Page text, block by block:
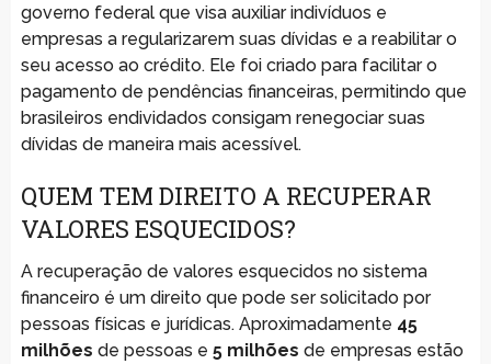
governo federal que visa auxiliar indivíduos e
empresas a regularizarem suas dívidas e a reabilitar o
seu acesso ao crédito. Ele foi criado para facilitar o
pagamento de pendências financeiras, permitindo que
brasileiros endividados consigam renegociar suas
dívidas de maneira mais acessível.
QUEM TEM DIREITO A RECUPERAR
VALORES ESQUECIDOS?
A recuperação de valores esquecidos no sistema
financeiro é um direito que pode ser solicitado por
pessoas físicas e jurídicas. Aproximadamente 45
milhões de pessoas e 5 milhões de empresas estão